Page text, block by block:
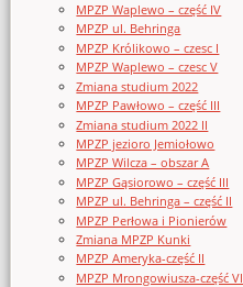
MPZP Waplewo – część IV
MPZP ul. Behringa
MPZP Królikowo – czesc I
MPZP Waplewo – czesc V
Zmiana studium 2022
MPZP Pawłowo – część III
Zmiana studium 2022 II
MPZP jezioro Jemiołowo
MPZP Wilcza – obszar A
MPZP Gąsiorowo – część III
MPZP ul. Behringa – część II
MPZP Perłowa i Pionierów
Zmiana MPZP Kunki
MPZP Ameryka-część II
MPZP Mrongowiusza-część VI